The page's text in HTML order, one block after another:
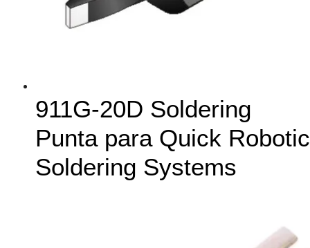
911G-20D Soldering
Punta para Quick Robotic
Soldering Systems